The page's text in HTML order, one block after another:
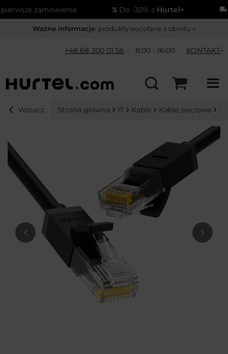
zamówienie Do -30% zHurtel+
Ważne informacje: produkty wycofane z obrotu »
+48 68 300 01 56 8:00 - 16:00 KONTAKT
Wstecz Strona główna IT Kable Kable sieciowe